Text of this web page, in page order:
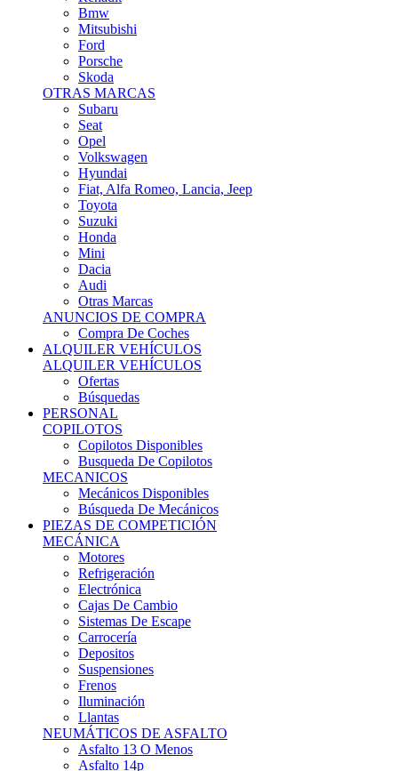
Bmw
Mitsubishi
Ford
Porsche
Skoda
OTRAS MARCAS
Subaru
Seat
Opel
Volkswagen
Hyundai
Fiat, Alfa Romeo, Lancia, Jeep
Toyota
Suzuki
Honda
Mini
Dacia
Audi
Otras Marcas
ANUNCIOS DE COMPRA
Compra De Coches
ALQUILER VEHÍCULOS
ALQUILER VEHÍCULOS
Ofertas
Búsquedas
PERSONAL
COPILOTOS
Copilotos Disponibles
Busqueda De Copilotos
MECANICOS
Mecánicos Disponibles
Búsqueda De Mecánicos
PIEZAS DE COMPETICIÓN
MECÁNICA
Motores
Refrigeración
Electrónica
Cajas De Cambio
Sistemas De Escape
Carrocería
Depositos
Suspensiones
Frenos
Iluminación
Llantas
NEUMÁTICOS DE ASFALTO
Asfalto 13 O Menos
Asfalto 14p